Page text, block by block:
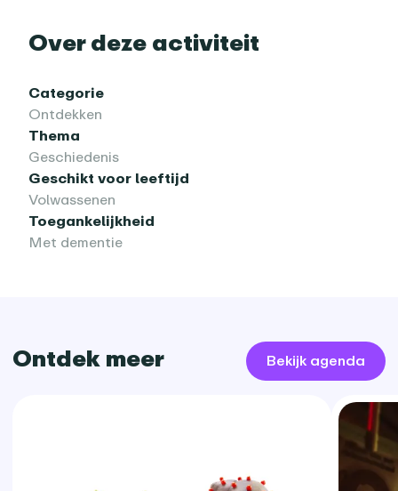
Over deze activiteit
Categorie
Ontdekken
Thema
Geschiedenis
Geschikt voor leeftijd
Volwassenen
Toegankelijkheid
Met dementie
Ontdek meer Bekijk agenda